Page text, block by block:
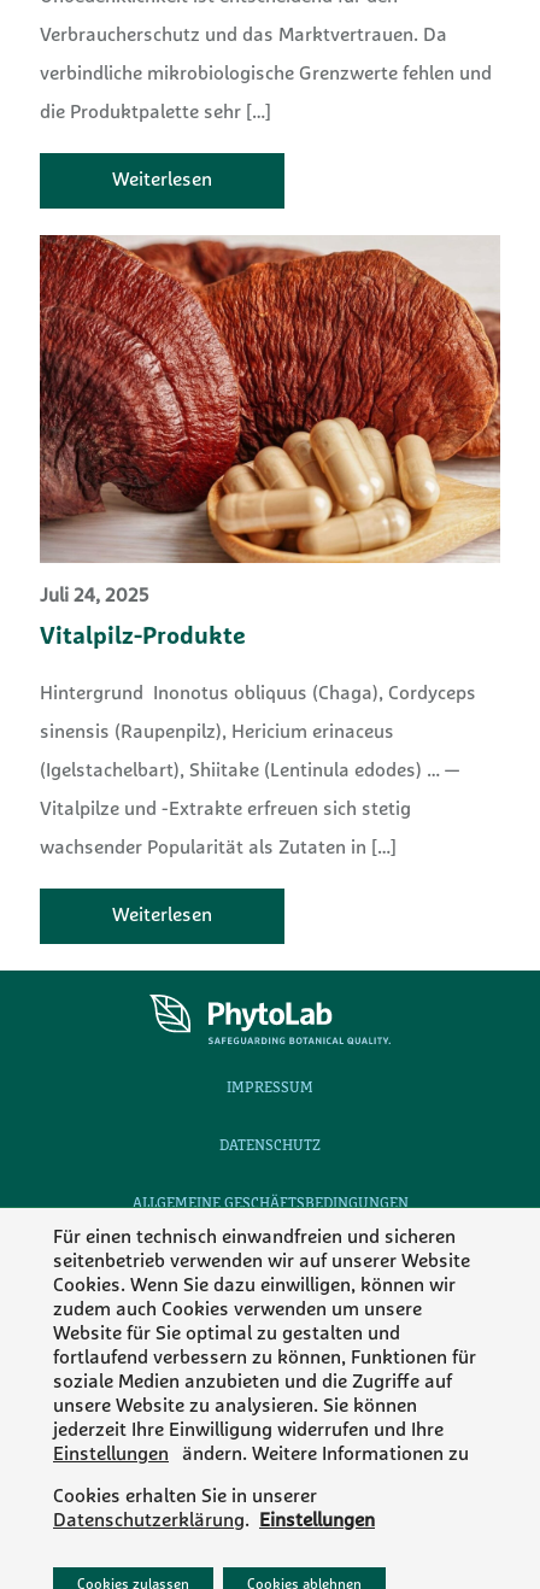
Verbraucherschutz und das Marktvertrauen. Da
verbindliche mikrobiologische Grenzwerte fehlen und
die Produktpalette sehr […]
Weiterlesen
Juli 24, 2025
Vitalpilz-Produkte
Hintergrund Inonotus obliquus (Chaga), Cordyceps
sinensis (Raupenpilz), Hericium erinaceus
(Igelstachelbart), Shiitake (Lentinula edodes) … —
Vitalpilze und -Extrakte erfreuen sich stetig
wachsender Popularität als Zutaten in […]
Weiterlesen
IMPRESSUM
DATENSCHUTZ
ALLGEMEINE GESCHÄFTSBEDINGUNGEN
KONTAKT
Folgen Sie Phytolab
Für einen technisch einwandfreien und sicheren
seitenbetrieb verwenden wir auf unserer Website
Cookies. Wenn Sie dazu einwilligen, können wir
zudem auch Cookies verwenden um unsere
Website für Sie optimal zu gestalten und
fortlaufend verbessern zu können, Funktionen für
soziale Medien anzubieten und die Zugriffe auf
unsere Website zu analysieren. Sie können
jederzeit Ihre Einwilligung widerrufen und Ihre
Einstellungen
ändern. Weitere Informationen zu
Cookies erhalten Sie in unserer
Datenschutzerklärung. Einstellungen
Cookies zulassen Cookies ablehnen